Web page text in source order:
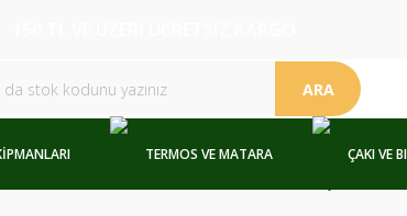
ARA
TERMOS VE MATARA ÇAKI VE